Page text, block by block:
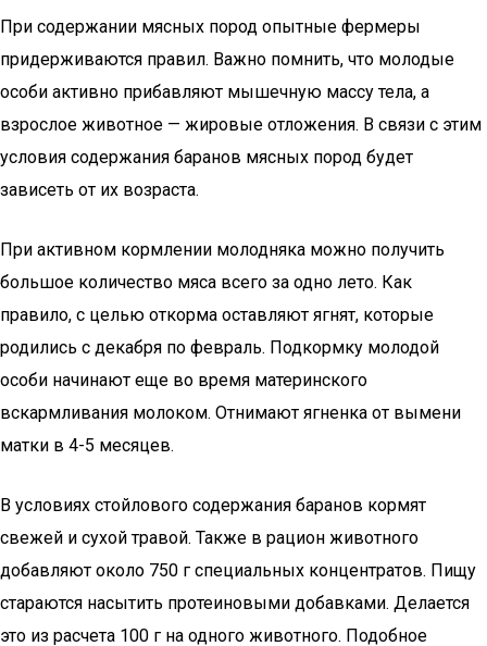
При содержании мясных пород опытные фермеры
придерживаются правил. Важно помнить, что молодые
особи активно прибавляют мышечную массу тела, а
взрослое животное — жировые отложения. В связи с этим
условия содержания баранов мясных пород будет
зависеть от их возраста.
При активном кормлении молодняка можно получить
большое количество мяса всего за одно лето. Как
правило, с целью откорма оставляют ягнят, которые
родились с декабря по февраль. Подкормку молодой
особи начинают еще во время материнского
вскармливания молоком. Отнимают ягненка от вымени
матки в 4-5 месяцев.
В условиях стойлового содержания баранов кормят
свежей и сухой травой. Также в рацион животного
добавляют около 750 г специальных концентратов. Пищу
стараются насытить протеиновыми добавками. Делается
это из расчета 100 г на одного животного. Подобное